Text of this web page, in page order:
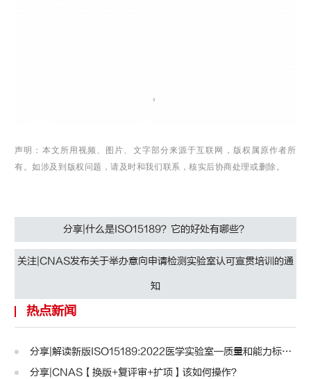
声明 ：本文所用视频、图片、文字部分来源于互联网，版权属原作者所
有。如涉及到版权问题，请及时和我们联系，核实后协商处理或删除。
分享|什么是ISO15189？它的好处有哪些？
关注|CNAS发布关于举办意向申请检测实验室认可宣贯培训的通
知
热点新闻
分享|解读新版ISO15189:2022医学实验室—质量和能力标准..
分享|CNAS【换版+复评审+扩项】该如何操作？